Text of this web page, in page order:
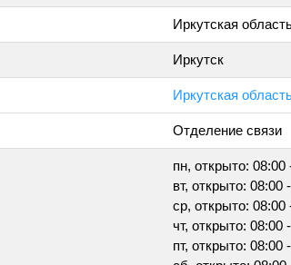
Иркутская
Иркутск
Иркутская
Отделение связи
пн, открыто: 08:00
вт, открыто: 08:00
ср, открыто: 08:00
чт, открыто: 08:00
пт, открыто: 08:00